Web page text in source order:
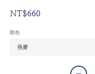
NT$660
顏色